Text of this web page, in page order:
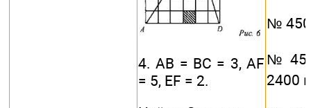
4. АВ = ВС = 3, AF
= 5, EF = 2.
№ 450
№
2400